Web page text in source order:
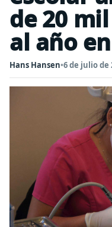
de 20
al año
Hans Hansen•6 de julio de